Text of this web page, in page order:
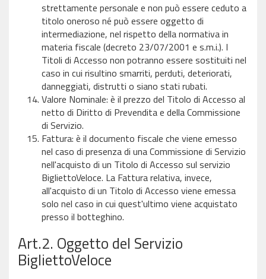
strettamente personale e non può essere ceduto a
titolo oneroso né può essere oggetto di
intermediazione, nel rispetto della normativa in
materia fiscale (decreto 23/07/2001 e s.m.i.). I
Titoli di Accesso non potranno essere sostituiti nel
caso in cui risultino smarriti, perduti, deteriorati,
danneggiati, distrutti o siano stati rubati.
Valore Nominale: è il prezzo del Titolo di Accesso al
netto di Diritto di Prevendita e della Commissione
di Servizio.
Fattura: è il documento fiscale che viene emesso
nel caso di presenza di una Commissione di Servizio
nell'acquisto di un Titolo di Accesso sul servizio
BigliettoVeloce. La Fattura relativa, invece,
all'acquisto di un Titolo di Accesso viene emessa
solo nel caso in cui quest'ultimo viene acquistato
presso il botteghino.
Art.2. Oggetto del Servizio
BigliettoVeloce